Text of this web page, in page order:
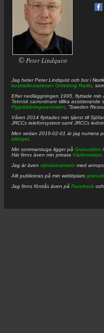
© Peter Lindquist
Jag heterPeter Lindquist och bor i
kustradiostationen Göteborg Radio ,
Efter nedläggningen 1995, flyttade
Teknisk samordnare tillika assisterande
Flygräddningscentralen , ”Sweden
Våren 2014 flyttades min tjänst till
JRCCs telefonsystem samt JRCCs
Men sedan 2019-02-01 är jag numera
bildspel.
Min sommarstuga ligger på Granudden
Här finns även min privata Väderstation
Jag är även sändareamatörmed
Allt publiceras på min webbplats
Jag finns förstås även på Facebook och